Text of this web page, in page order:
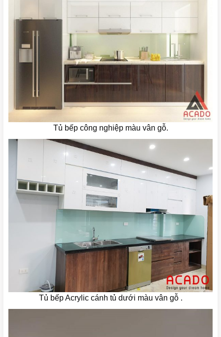
Tủ bếp công nghiệp màu vân gỗ.
Tủ bếp Acrylic cánh tủ dưới màu vân gỗ .